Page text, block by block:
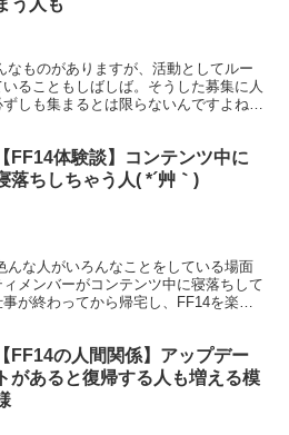
う人も
なものがありますが、活動としてルー
ることもしばしば。そうした募集に人
しも集まるとは限らないんですよね。
【FF14体験談】コンテンツ中に
落ちしちゃう人( *´艸｀)
んな人がいろんなことをしている場面
メンバーがコンテンツ中に寝落ちして
が終わってから帰宅し、FF14を楽し
【FF14の人間関係】アップデー
トがあると復帰する人も増える模